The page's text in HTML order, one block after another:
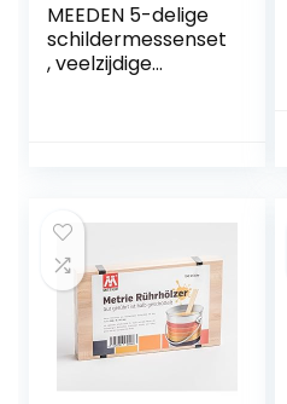
MEEDEN 5-delige
schildermessenset
, veelzijdige
meer